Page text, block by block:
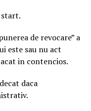
de revocare” a
este sau nu act
in contencios.
daca